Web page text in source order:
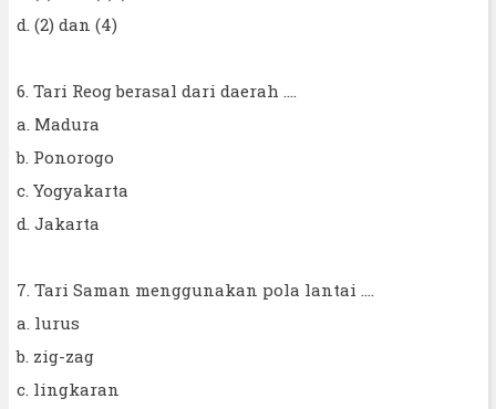
d. (2) dan (4)
6. Tari Reog berasal dari daerah ....
a. Madura
b. Ponorogo
c. Yogyakarta
d. Jakarta
7. Tari Saman menggunakan pola lantai ....
a. lurus
b. zig-zag
c. lingkaran